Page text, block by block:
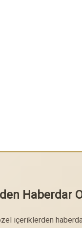
Haberdar
içeriklerden